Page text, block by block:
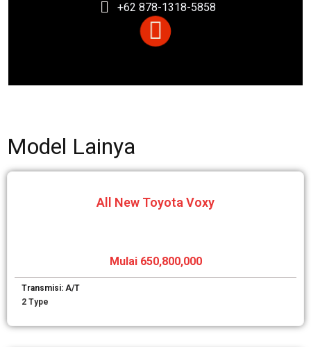
+62 878-1318-5858
Model Lainya
All New Toyota Voxy
Mulai 650,800,000
Transmisi: A/T
2 Type